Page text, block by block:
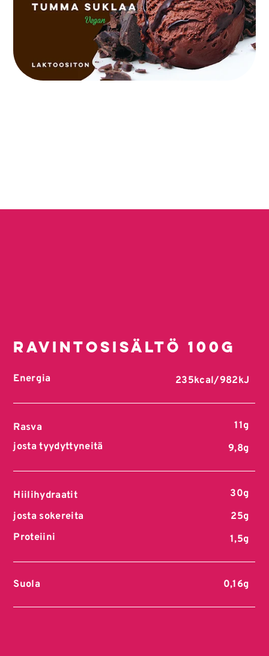
Ravintosisältö 100g
Energia 235kcal/982kJ
Rasva
11g
josta tyydyttyneitä
9,8g
Hiilihydraatit
30g
josta sokereita
25g
Proteiini
1,5g
Suola 0,16g